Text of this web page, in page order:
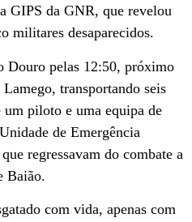
GIPS da GNR, que revelou
militares desaparecidos.
Douro pelas 12:50, próximo
transportando seis
um piloto e uma equipa de
de Emergência
regressavam do combate a
Baião.
com vida, apenas com